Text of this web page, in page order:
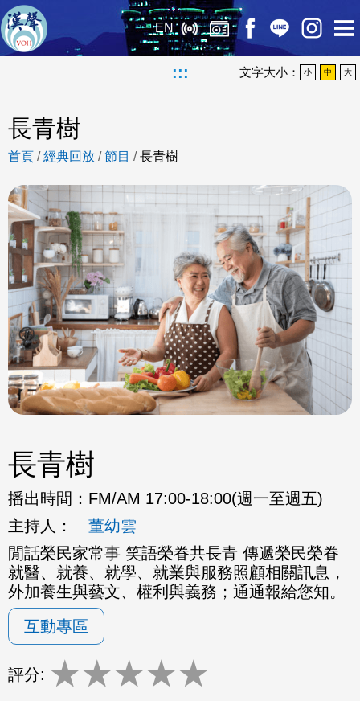
EN
::: 文字大小： 小 中 大
長青樹
首頁 /經典回放 /節目 /長青樹
長青樹
播出時間： FM/AM 17:00-18:00(週一至週五)
主持人：
董幼雲
閒話榮民家常事 笑語榮眷共長青 傳遞榮民榮眷
就醫、就養、就學、就業與服務照顧相關訊息，
外加養生與藝文、權利與義務；通通報給您知。
互動專區
評分: ★★★★★